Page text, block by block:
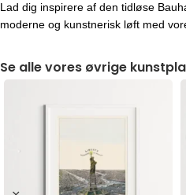
Lad dig inspirere af den tidløse
moderne og kunstnerisk løft med
Se alle vores øvrige